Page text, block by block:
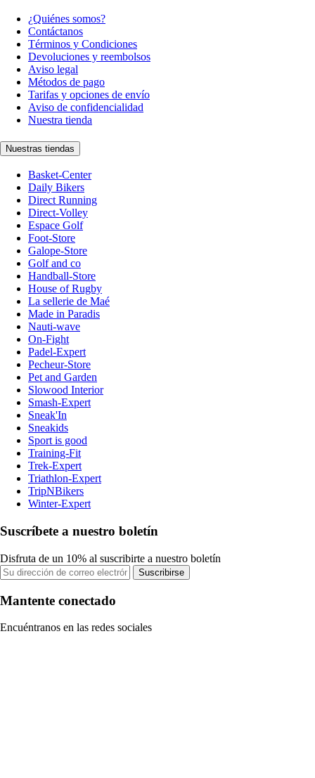
¿Quiénes somos?
Contáctanos
Términos y Condiciones
Devoluciones y reembolsos
Aviso legal
Métodos de pago
Tarifas y opciones de envío
Aviso de confidencialidad
Nuestra tienda
Nuestras tiendas
Basket-Center
Daily Bikers
Direct Running
Direct-Volley
Espace Golf
Foot-Store
Galope-Store
Golf and co
Handball-Store
House of Rugby
La sellerie de Maé
Made in Paradis
Nauti-wave
On-Fight
Padel-Expert
Pecheur-Store
Pet and Garden
Slowood Interior
Smash-Expert
Sneak'In
Sneakids
Sport is good
Training-Fit
Trek-Expert
Triathlon-Expert
TripNBikers
Winter-Expert
Suscríbete a nuestro boletín
Disfruta de un 10% al suscribirte a nuestro boletín
Suscribirse
Mantente conectado
Encuéntranos en las redes sociales